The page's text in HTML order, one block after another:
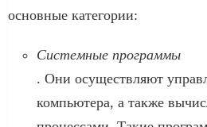
основные категории:
Системные программы
. Они осуществляют
компьютера, а также